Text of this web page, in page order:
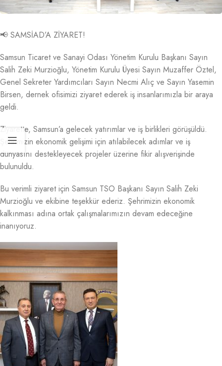
📢 SAMSİAD’A ZİYARET!
Samsun Ticaret ve Sanayi Odası Yönetim Kurulu Başkanı Sayın
Salih Zeki Murzioğlu, Yönetim Kurulu Üyesi Sayın Muzaffer Öztel,
Genel Sekreter Yardımcıları Sayın Necmi Alıç ve Sayın Yasemin
Birsen, dernek ofisimizi ziyaret ederek iş insanlarımızla bir araya
geldi.
Ziyarette, Samsun’a gelecek yatırımlar ve iş birlikleri görüşüldü.
Şehrimizin ekonomik gelişimi için atılabilecek adımlar ve iş
dünyasını destekleyecek projeler üzerine fikir alışverişinde
bulunuldu.
Bu verimli ziyaret için Samsun TSO Başkanı Sayın Salih Zeki
Murzioğlu ve ekibine teşekkür ederiz. Şehrimizin ekonomik
kalkınması adına ortak çalışmalarımızın devam edeceğine
inanıyoruz.